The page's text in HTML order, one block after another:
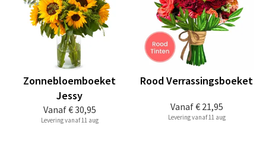
Vanaf€ 30,95
Zonnebloemboeket
Jessy
Levering vanaf 11 aug
Vanaf€ 21,95
Rood Verrassingsboeket
Levering vanaf 11 aug